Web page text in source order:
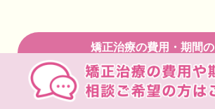
無料相談WEB予約
矯正治療の費用・期間の
相談ご希望の方はこちら